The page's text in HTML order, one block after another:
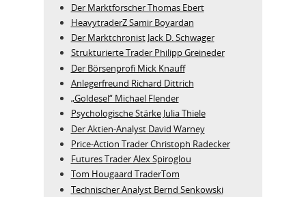
Der Marktforscher Thomas Ebert
HeavytraderZ Samir Boyardan
Der Marktchronist Jack D. Schwager
Strukturierte Trader Philipp Greineder
Der Börsenprofi Mick Knauff
Anlegerfreund Richard Dittrich
„Goldesel“ Michael Flender
Psychologische Stärke Julia Thiele
Der Aktien-Analyst David Warney
Price-Action Trader Christoph Radecker
Futures Trader Alex Spiroglou
Tom Hougaard TraderTom
Technischer Analyst Bernd Senkowski